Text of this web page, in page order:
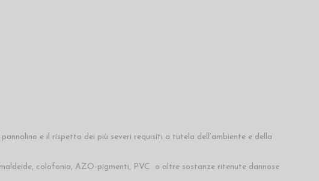
e il rispetto dei più severi requisiti a tutela dell’ambiente e della
colofonia, AZO-pigmenti, PVC o altre sostanze ritenute dannose